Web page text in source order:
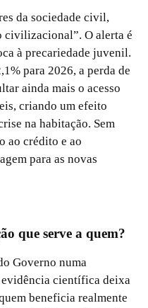
da sociedade civil,
civilizacional”. O alerta é
à precariedade juvenil.
para 2026, a perda de
ainda mais o acesso
criando um efeito
na habitação. Sem
ao crédito e ao
para as novas
que serve a quem?
Governo numa
científica deixa
beneficia realmente